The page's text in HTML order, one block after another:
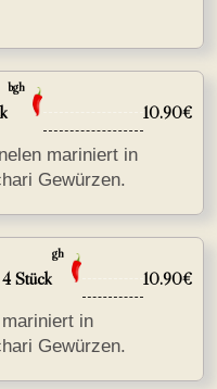
bgh
10.90€
mariniert in
Gewürzen.
Stück
gh
10.90€
in
Gewürzen.